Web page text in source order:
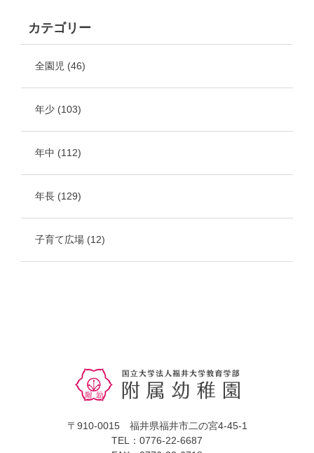
カテゴリー
全園児 (46)
年少 (103)
年中 (112)
年長 (129)
子育て広場 (12)
〒910-0015 福井県福井市二の宮4-45-1
TEL：0776-22-6687